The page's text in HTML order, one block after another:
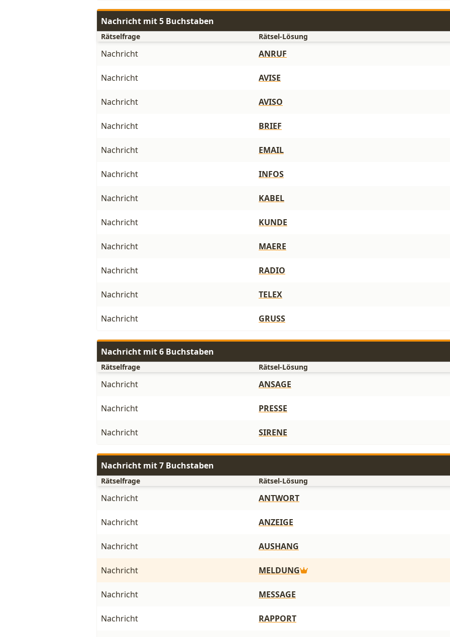
Nachricht mit 5 Buchstaben
Rätselfrage Rätsel-Lösung
Nachricht ANRUF
Nachricht AVISE
Nachricht AVISO
Nachricht BRIEF
Nachricht EMAIL
Nachricht INFOS
Nachricht KABEL
Nachricht KUNDE
Nachricht MAERE
Nachricht RADIO
Nachricht TELEX
Nachricht GRUSS
Nachricht mit 6 Buchstaben
Rätselfrage Rätsel-Lösung
Nachricht ANSAGE
Nachricht PRESSE
Nachricht SIRENE
Nachricht mit 7 Buchstaben
Rätselfrage Rätsel-Lösung
Nachricht ANTWORT
Nachricht ANZEIGE
Nachricht AUSHANG
Nachricht MELDUNG
Nachricht MESSAGE
Nachricht RAPPORT